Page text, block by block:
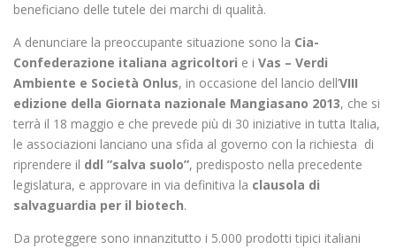
beneficiano delle tutele dei marchi di qualità.
A denunciare la preoccupante situazione sono la Cia-
Confederazione italiana agricoltori e i Vas – Verdi
Ambiente e Società Onlus, in occasione del lancio dell’VIII
edizione della Giornata nazionale Mangiasano 2013, che si
terrà il 18 maggio e che prevede più di 30 iniziative in tutta Italia,
le associazioni lanciano una sfida al governo con la richiesta di
riprendere il ddl ”salva suolo”, predisposto nella precedente
legislatura, e approvare in via definitiva la clausola di
salvaguardia per il biotech.
Da proteggere sono innanzitutto i 5.000 prodotti tipici italiani